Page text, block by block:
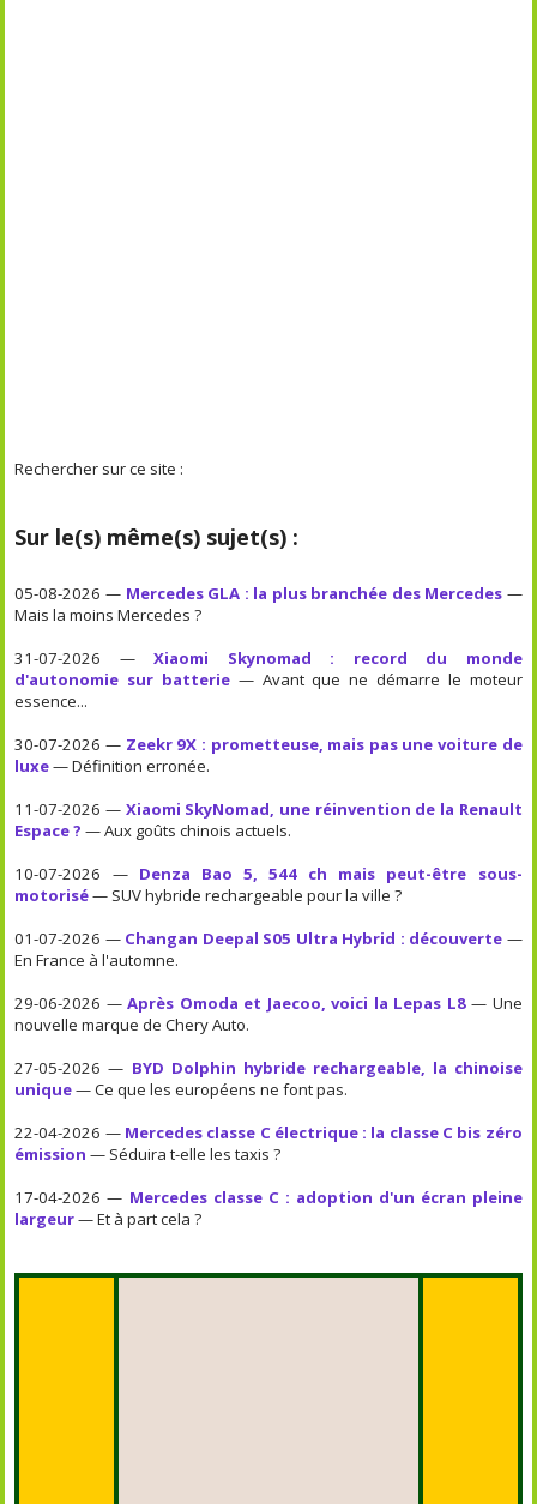
Rechercher sur ce site :
Sur le(s) même(s) sujet(s) :
05-08-2026 — Mercedes GLA : la plus branchée des Mercedes —
Mais la moins Mercedes ?
31-07-2026 —Xiaomi Skynomad : record du monde
d'autonomie sur batterie — Avant que ne démarre le moteur
essence...
30-07-2026 — Zeekr 9X : prometteuse, mais pas une voiture de
luxe— Définition erronée.
11-07-2026 — Xiaomi SkyNomad, une réinvention de la Renault
Espace ? — Aux goûts chinois actuels.
10-07-2026 — Denza Bao 5, 544 ch mais peut-être sous-
motorisé— SUV hybride rechargeable pour la ville ?
01-07-2026 — Changan Deepal S05 Ultra Hybrid : découverte —
En France à l'automne.
29-06-2026 —Après Omoda et Jaecoo, voici la Lepas L8— Une
nouvelle marque de Chery Auto.
27-05-2026 — BYD Dolphin hybride rechargeable, la chinoise
unique— Ce que les européens ne font pas.
22-04-2026 — Mercedes classe C électrique : la classe C bis zéro
émission — Séduira t-elle les taxis ?
17-04-2026 — Mercedes classe C : adoption d'un écran pleine
largeur— Et à part cela ?